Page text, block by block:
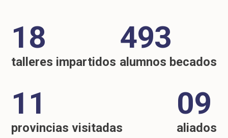
18
talleres impartidos
493
alumnos becados
11
provincias visitadas
09
aliados